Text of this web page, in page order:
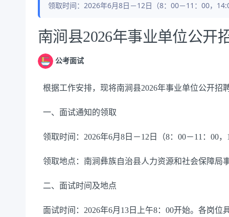
领取时间：2026年6月8日－12日（8：00－11：00，
公告正文
南涧县2026年事业单位公开
公考面试
根据工作安排，现将南涧县2026年事业单位公开招
一、面试通知的领取
领取时间：2026年6月8日－12日（8：00－11：00，
领取地点：南涧彝族自治县人力资源和社会保障局
二、面试时间及地点
面试时间：2026年6月13日上午8：00开始。各岗